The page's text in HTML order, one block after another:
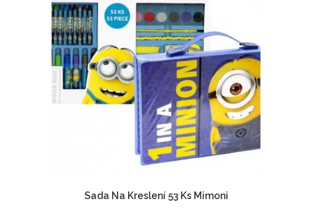
Sada Na Kreslení 53 Ks Mimoni